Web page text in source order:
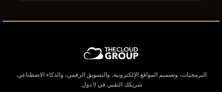
البرمجيات، وتصميم المواقع الإلكترونية، والتسويق الرقمي، والذكاء الاصطناعي.
شريكك التقني في 9 دول.